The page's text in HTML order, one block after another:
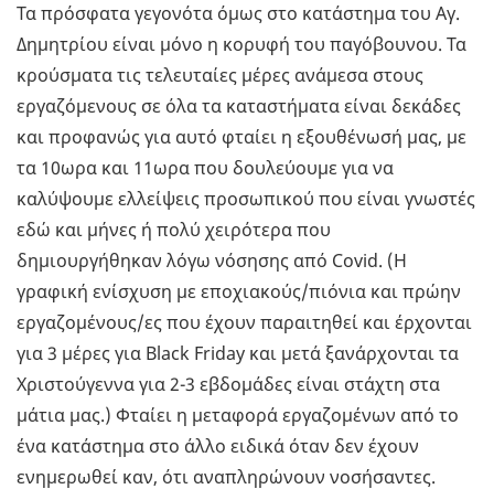
Τα πρόσφατα γεγονότα όμως στο κατάστημα του Αγ.
Δημητρίου είναι μόνο η κορυφή του παγόβουνου. Τα
κρούσματα τις τελευταίες μέρες ανάμεσα στους
εργαζόμενους σε όλα τα καταστήματα είναι δεκάδες
και προφανώς για αυτό φταίει η εξουθένωσή μας, με
τα 10ωρα και 11ωρα που δουλεύουμε για να
καλύψουμε ελλείψεις προσωπικού που είναι γνωστές
εδώ και μήνες ή πολύ χειρότερα που
δημιουργήθηκαν λόγω νόσησης από Covid. (Η
γραφική ενίσχυση με εποχιακούς/πιόνια και πρώην
εργαζομένους/ες που έχουν παραιτηθεί και έρχονται
για 3 μέρες για Black Friday και μετά ξανάρχονται τα
Χριστούγεννα για 2-3 εβδομάδες είναι στάχτη στα
μάτια μας.) Φταίει η μεταφορά εργαζομένων από το
ένα κατάστημα στο άλλο ειδικά όταν δεν έχουν
ενημερωθεί καν, ότι αναπληρώνουν νοσήσαντες.